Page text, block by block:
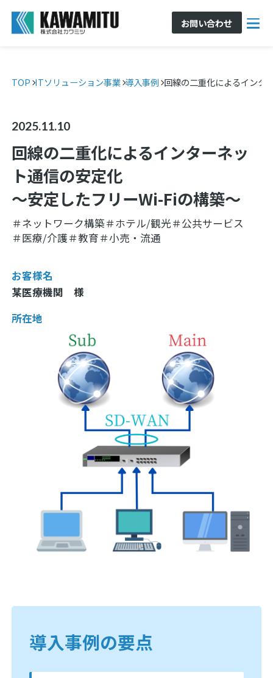
お問い合わせ
TOP ITソリューション事業 導入事例 回線の二重化によるイン
2025.11.10
回線の二重化によるインターネッ
ト通信の安定化
～安定したフリーWi-Fiの構築～
＃ネットワーク構築＃ホテル/観光＃公共サービス
＃医療/介護＃教育＃小売・流通
お客様名
某医療機関 様
所在地
導入事例の要点